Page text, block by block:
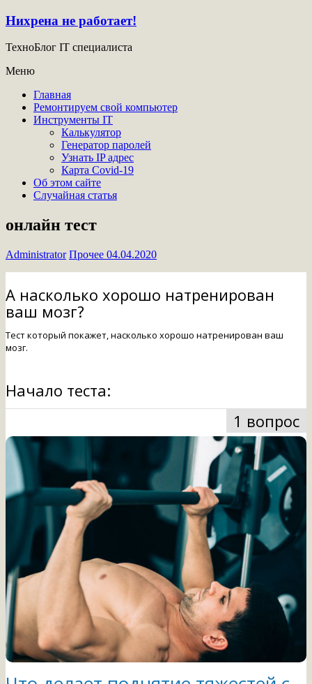
Нихрена не работает!
ТехноБлог IT специалиста
Меню
Главная
Ремонтируем свой компьютер
Инструменты IT
Калькулятор
Генератор паролей
Узнать IP адрес
Карта Covid-19
Об этом сайте
Случайная статья
онлайн тест
Administrator Прочее 04.04.2020